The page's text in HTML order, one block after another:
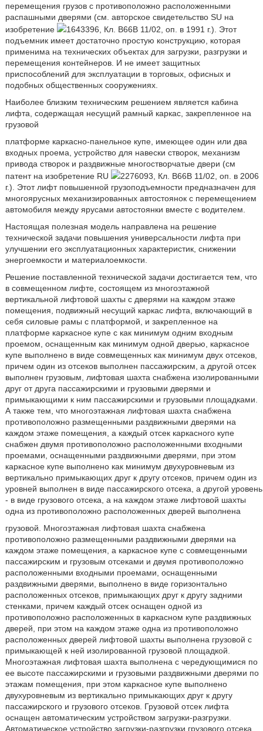
перемещения грузов с противоположно расположенными
распашными дверями (см. авторское свидетельство SU на
изобретение
1643396, Кл. В66В 11/02, oп. в 1991 г.). Этот
подъемник имеет достаточно простую конструкцию, которая
применима на технических объектах для загрузки, разгрузки и
перемещения контейнеров. И не имеет защитных
приспособлений для эксплуатации в торговых, офисных и
подобных общественных сооружениях.
Наиболее близким техническим решением является кабина
лифта, содержащая несущий рамный каркас, закрепленное на
грузовой
платформе каркасно-панельное купе, имеющее один или два
входных проема, устройство для навески створок, механизм
привода створок и раздвижные многостворчатые двери (см
патент на изобретение RU
2276093, Кл. В66В 11/02, oп. в 2006
г.). Этот лифт повышенной грузоподъемности предназначен для
многоярусных механизированных автостоянок с перемещением
автомобиля между ярусами автостоянки вместе с водителем.
Настоящая полезная модель направлена на решение
технической задачи повышения универсальности лифта при
улучшении его эксплуатационных характеристик, снижении
энергоемкости и материалоемкости.
Решение поставленной технической задачи достигается тем, что
в совмещенном лифте, состоящем из многоэтажной
вертикальной лифтовой шахты с дверями на каждом этаже
помещения, подвижный несущий каркас лифта, включающий в
себя силовые рамы с платформой, и закрепленное на
платформе каркасное купе с как минимум одним входным
проемом, оснащенным как минимум одной дверью, каркасное
купе выполнено в виде совмещенных как минимум двух отсеков,
причем один из отсеков выполнен пассажирским, а другой отсек
выполнен грузовым, лифтовая шахта снабжена изолированными
друг от друга пассажирскими и грузовыми дверями и
примыкающими к ним пассажирскими и грузовыми площадками.
А также тем, что многоэтажная лифтовая шахта снабжена
противоположно размещенными раздвижными дверями на
каждом этаже помещения, а каждый отсек каркасного купе
снабжен двумя противоположно расположенными входными
проемами, оснащенными раздвижными дверями, при этом
каркасное купе выполнено как минимум двухуровневым из
вертикально примыкающих друг к другу отсеков, причем один из
уровней выполнен в виде пассажирского отсека, а другой уровень
- в виде грузового отсека, а на каждом этаже лифтовой шахты
одна из противоположно расположенных дверей выполнена
грузовой. Многоэтажная лифтовая шахта снабжена
противоположно размещенными раздвижными дверями на
каждом этаже помещения, а каркасное купе с совмещенными
пассажирским и грузовым отсеками и двумя противоположно
расположенными входными проемами, оснащенными
раздвижными дверями, выполнено в виде горизонтально
расположенных отсеков, примыкающих друг к другу задними
стенками, причем каждый отсек оснащен одной из
противоположно расположенных в каркасном купе раздвижных
дверей, при этом на каждом этаже одна из противоположно
расположенных дверей лифтовой шахты выполнена грузовой с
примыкающей к ней изолированной грузовой площадкой.
Многоэтажная лифтовая шахта выполнена с чередующимися по
ее высоте пассажирскими и грузовыми раздвижными дверями по
этажам помещения, при этом каркасное купе выполнено
двухуровневым из вертикально примыкающих друг к другу
пассажирского и грузового отсеков. Грузовой отсек лифта
оснащен автоматическим устройством загрузки-разгрузки.
Автоматическое устройство загрузки-разгрузки грузового отсека